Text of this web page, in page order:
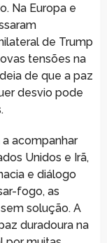
Na Europa e
de Trump
tensões na
de que a paz
desvio pode
acompanhar
Unidos e Irã,
e diálogo
fogo, as
solução. A
duradoura na